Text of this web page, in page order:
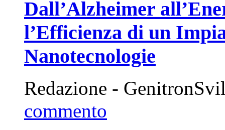
Dall’Alzheimer
l’Efficienza di un
Nanotecnologie
Redazione -
commento